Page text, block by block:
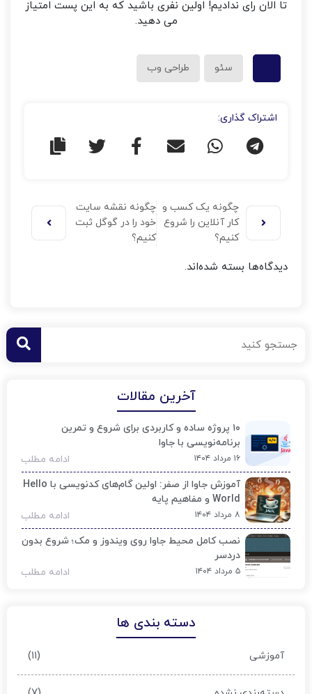
آخرین مقالات
۱۰ پروژه ساده و کاربردی برای شروع و تمرین
برنامه‌نویسی با جاوا
۱۶ مرداد ۱۴۰۴
ادامه مطلب
آموزش جاوا از صفر: اولین گام‌های کدنویسی با Hello
World و مفاهیم پایه
۸ مرداد ۱۴۰۴
ادامه مطلب
نصب کامل محیط جاوا روی ویندوز و مک؛ شروع بدون
دردسر
۵ مرداد ۱۴۰۴ ادامه مطلب
دسته بندی ها
آموزشی (۱۱)
تا الان رای ندادیم! اولین نفری باشید که به این پست امتیاز
می دهید.
سئو طراحی وب
اشتراک گذاری:
چگونه یک کسب و
کار آنلاین را شروع
کنیم؟
چگونه نقشه سایت
خود را در گوگل ثبت
کنیم؟
دیدگاه‌ها بسته شده‌اند.